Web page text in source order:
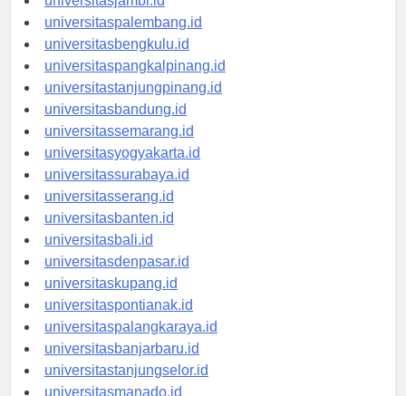
universitasjambi.id
universitaspalembang.id
universitasbengkulu.id
universitaspangkalpinang.id
universitastanjungpinang.id
universitasbandung.id
universitassemarang.id
universitasyogyakarta.id
universitassurabaya.id
universitasserang.id
universitasbanten.id
universitasbali.id
universitasdenpasar.id
universitaskupang.id
universitaspontianak.id
universitaspalangkaraya.id
universitasbanjarbaru.id
universitastanjungselor.id